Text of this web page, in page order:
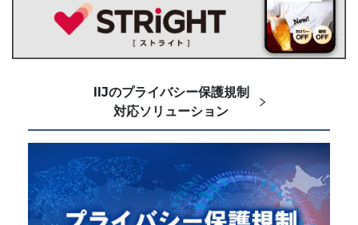
IIJのプライバシー保護規制
対応ソリューション